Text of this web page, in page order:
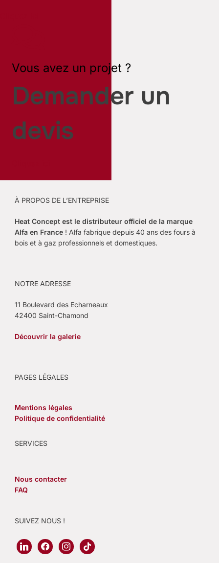
Vous avez un projet ?
Demander un
devis
À PROPOS DE L’ENTREPRISE
Heat Concept est le distributeur officiel de la marque
Alfa en France ! Alfa fabrique depuis 40 ans des fours à
bois et à gaz professionnels et domestiques.
NOTRE ADRESSE
11 Boulevard des Echarneaux
42400 Saint-Chamond
Découvrir la galerie
PAGES LÉGALES
Mentions légales
Politique de confidentialité
SERVICES
Nous contacter
FAQ
SUIVEZ NOUS !
linkedinfacebookinstagram
tiktok